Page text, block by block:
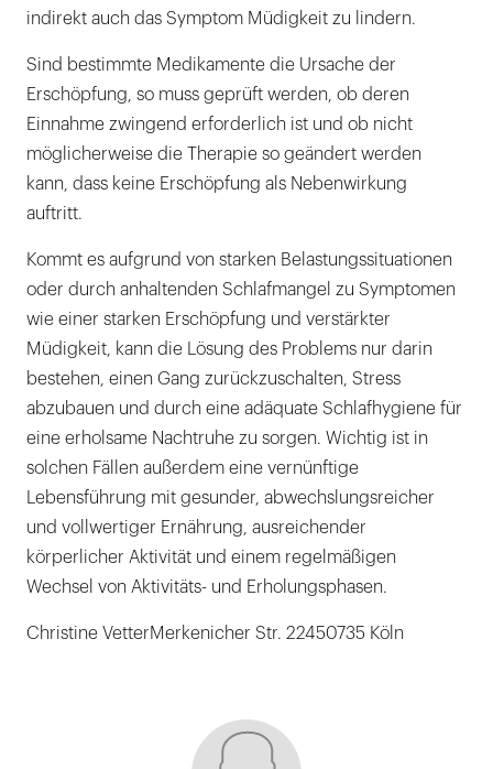
indirekt auch das Symptom Müdigkeit zu lindern.
Sind bestimmte Medikamente die Ursache der
Erschöpfung, so muss geprüft werden, ob deren
Einnahme zwingend erforderlich ist und ob nicht
möglicherweise die Therapie so geändert werden
kann, dass keine Erschöpfung als Nebenwirkung
auftritt.
Kommt es aufgrund von starken Belastungssituationen
oder durch anhaltenden Schlafmangel zu Symptomen
wie einer starken Erschöpfung und verstärkter
Müdigkeit, kann die Lösung des Problems nur darin
bestehen, einen Gang zurückzuschalten, Stress
abzubauen und durch eine adäquate Schlafhygiene für
eine erholsame Nachtruhe zu sorgen. Wichtig ist in
solchen Fällen außerdem eine vernünftige
Lebensführung mit gesunder, abwechslungsreicher
und vollwertiger Ernährung, ausreichender
körperlicher Aktivität und einem regelmäßigen
Wechsel von Aktivitäts- und Erholungsphasen.
Christine VetterMerkenicher Str. 22450735 Köln